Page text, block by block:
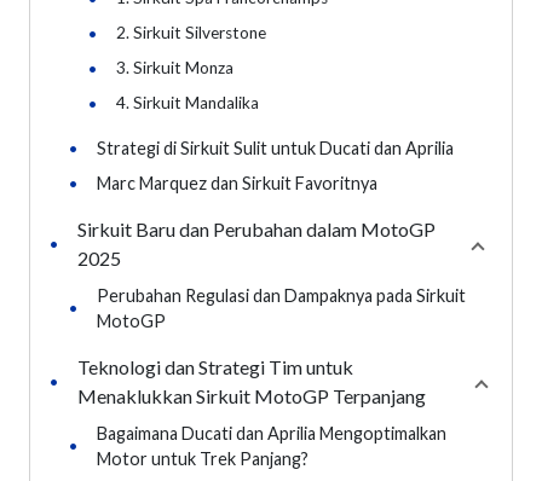
• 2. Sirkuit Silverstone
• 3. Sirkuit Monza
• 4. Sirkuit Mandalika
•
Strategi di Sirkuit Sulit untuk Ducati dan Aprilia
•
Marc Marquez dan Sirkuit Favoritnya
•
Sirkuit Baru dan Perubahan dalam MotoGP
2025
•
Perubahan Regulasi dan Dampaknya pada Sirkuit
MotoGP
•
Teknologi dan Strategi Tim untuk
Menaklukkan Sirkuit MotoGP Terpanjang
•
Bagaimana Ducati dan Aprilia Mengoptimalkan
Motor untuk Trek Panjang?